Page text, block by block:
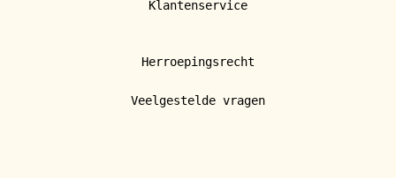
Klantenservice
Herroepingsrecht
Veelgestelde vragen